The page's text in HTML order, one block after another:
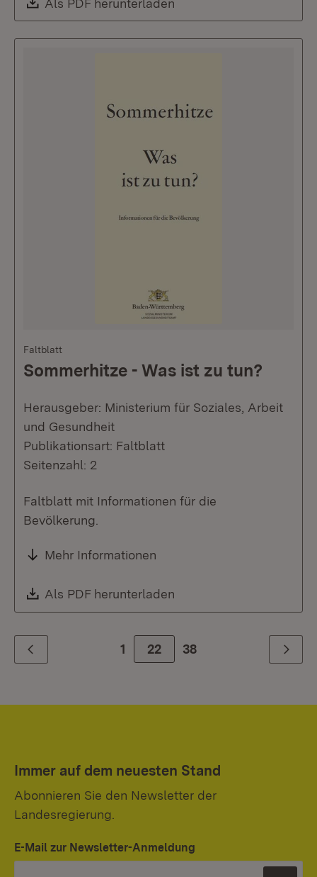
Download:
Als PDF herunterladen
Faltblatt
Sommerhitze - Was ist zu tun?
Herausgeber: Ministerium für Soziales, Arbeit
und Gesundheit
Publikationsart: Faltblatt
Seitenzahl: 2
Faltblatt mit Informationen für die
Bevölkerung.
Mehr Informationen
Download:
Als PDF herunterladen
Zurück 1 Zur Seite
22 38 Weiter
Immer auf dem neuesten Stand
Abonnieren Sie den Newsletter der
Landesregierung.
E-Mail zur Newsletter-Anmeldung